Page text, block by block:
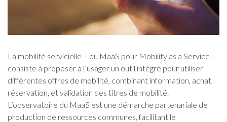
La mobilité servicielle – ou MaaS pour Mobility as a Service –
consiste à proposer à l’usager un outil intégré pour utiliser
différentes offres de mobilité, combinant information, achat,
réservation, et validation des titres de mobilité.
L’observatoire du MaaS est une démarche partenariale de
production de ressources communes, facilitant le